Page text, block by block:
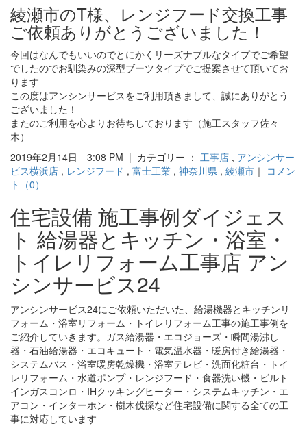
綾瀬市のT様、レンジフード交換工事
ご依頼ありがとうございました！
今回はなんでもいいのでとにかくリーズナブルなタイプでご希望
でしたのでお馴染みの深型ブーツタイプでご提案させて頂いてお
ります
この度はアンシンサービスをご利用頂きまして、誠にありがとう
ございました！
またのご利用を心よりお待ちしております（施工スタッフ佐々
木）
2019年2月14日 3:08 PM | カテゴリー ： 工事店 , アンシンサー
ビス横浜店 , レンジフード , 富士工業 , 神奈川県 , 綾瀬市 ｜ コメン
ト（0）
住宅設備 施工事例ダイジェス
ト 給湯器とキッチン・浴室・
トイレリフォーム工事店 アン
シンサービス24
アンシンサービス24にご依頼いただいた、給湯機器とキッチンリ
フォーム・浴室リフォーム・トイレリフォーム工事の施工事例を
ご紹介していきます。ガス給湯器・エコジョーズ・瞬間湯沸し
器・石油給湯器・エコキュート・電気温水器・暖房付き給湯器・
システムバス・浴室暖房乾燥機・浴室テレビ・洗面化粧台・トイ
レリフォーム・水道ポンプ・レンジフード・食器洗い機・ビルト
インガスコンロ・IHクッキングヒーター・システムキッチン・エ
アコン・インターホン・樹木伐採など住宅設備に関する全ての工
事に対応しています